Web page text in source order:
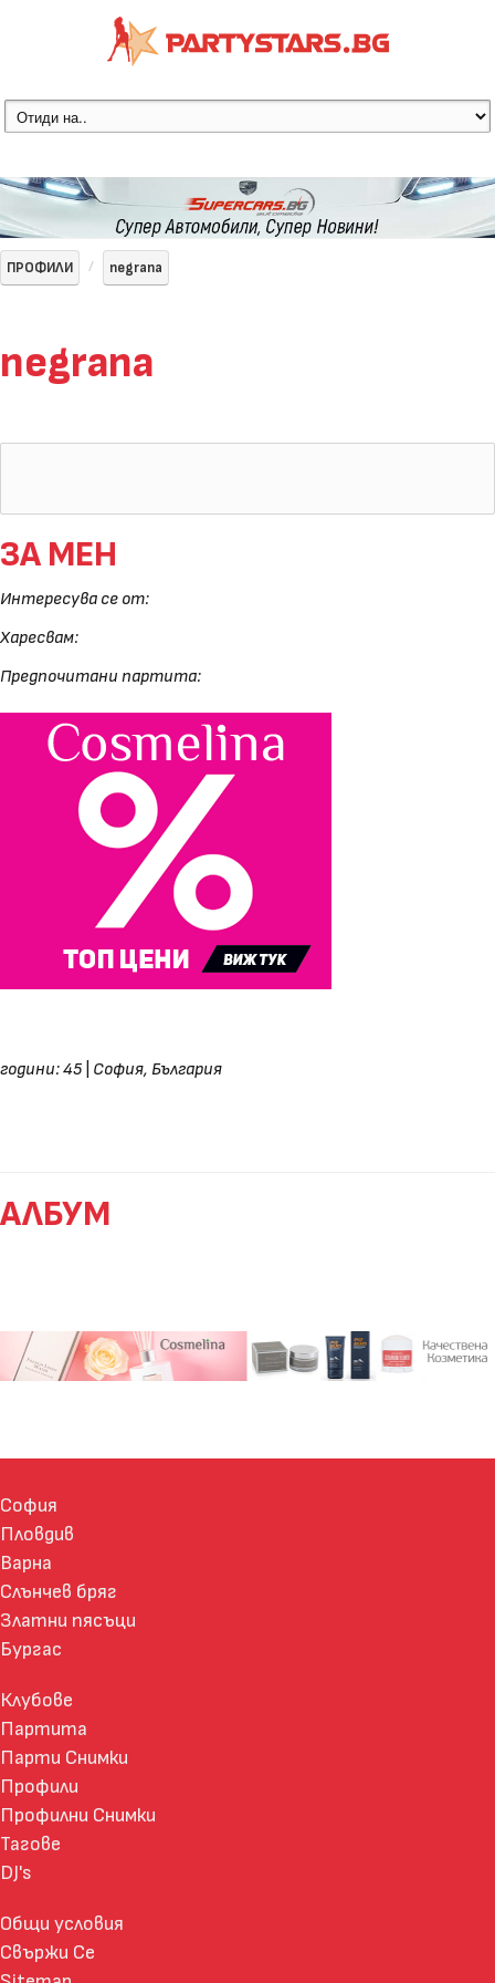
ПРОФИЛИ negrana
negrana
ЗА МЕН
Интересува се от:
Харесвам:
Предпочитани партита:
години: 45 София, България
АЛБУМ
София
Пловдив
Варна
Слънчев бряг
Златни пясъци
Бургас
Клубове
Партита
Парти Снимки
Профили
Профилни Снимки
Тагове
DJ's
Общи условия
Свържи Се